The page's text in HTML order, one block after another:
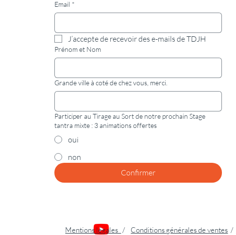
Email *
J’accepte de recevoir des e-mails de TDJH
Prénom et Nom
Grande ville à coté de chez vous, merci.
Participer au Tirage au Sort de notre prochain Stage
tantra mixte : 3 animations offertes
oui
non
Confirmer
Mentions légales / Conditions générales de ventes /